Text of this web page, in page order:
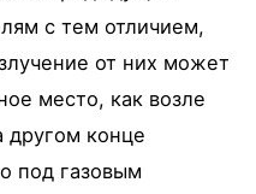
с тем отличием,
от них может
место, как возле
другом конце
под газовым